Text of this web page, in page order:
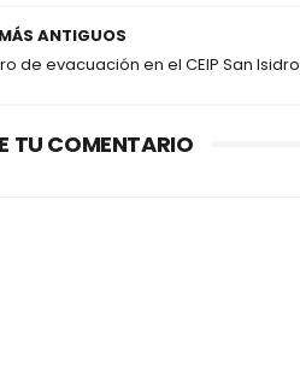
ANTIGUOS
de evacuación en el CEIP San Isidro
TU COMENTARIO